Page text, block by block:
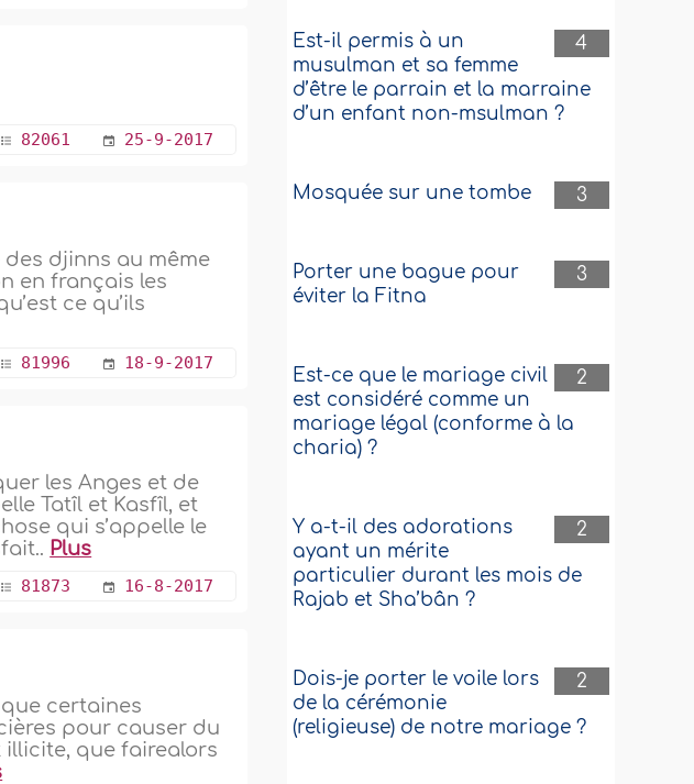
82061 25-9-2017
djinns au même
en français les
ce qu’ils
81996 18-9-2017
les Anges et de
Tatîl et Kasfîl, et
qui s’appelle le
Plus
81873 16-8-2017
certaines
pour causer du
illicite, que fairealors
4
Est-il permis à un
musulman et sa femme
d’être le parrain et la marraine
d’un enfant non-msulman ?
3
Mosquée sur une tombe
3
Porter une bague pour
éviter la Fitna
2
Est-ce que le mariage civil
est considéré comme un
mariage légal (conforme à la
charia) ?
2
Y a-t-il des adorations
ayant un mérite
particulier durant les mois de
Rajab et Sha’bân ?
2
Dois-je porter le voile lors
de la cérémonie
(religieuse) de notre mariage ?